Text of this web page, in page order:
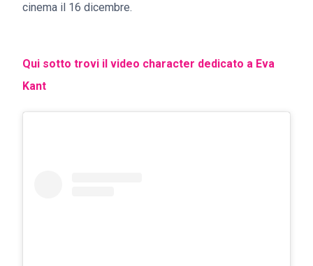
cinema il 16 dicembre.
Qui sotto trovi il video character dedicato a Eva
Kant